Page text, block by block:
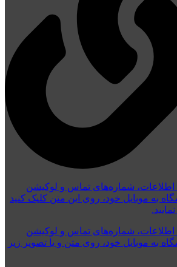
اطلاعات، شماره‌های تماس و لوکیشن
به موبایل خود، روی این متن کلیک کنید
اطلاعات، شماره‌های تماس و لوکیشن
به موبایل خود، روی متن و یا تصویر زیر